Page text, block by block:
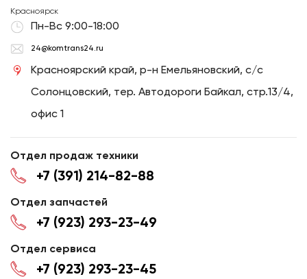
Красноярск
Пн-Вс 9:00-18:00
24@komtrans24.ru
Красноярский край, р-н Емельяновский, с/с
Солонцовский, тер. Автодороги Байкал, стр.13/4,
офис 1
Отдел продаж техники
+7 (391) 214-82-88
Отдел запчастей
+7 (923) 293-23-49
Отдел сервиса
+7 (923) 293-23-45